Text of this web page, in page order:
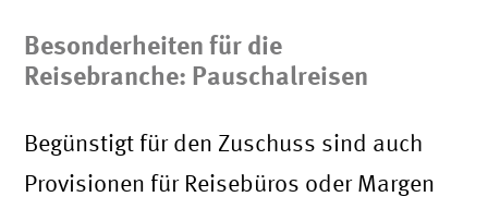
Besonderheiten für die
Reisebranche: Pauschalreisen
Begünstigt für den Zuschuss sind auch
Provisionen für Reisebüros oder Margen